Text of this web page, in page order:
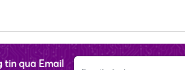
tin qua Email